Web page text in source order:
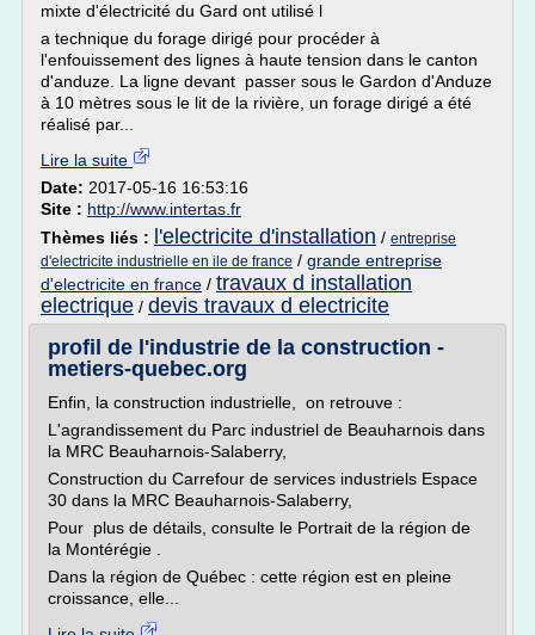
mixte d'électricité du Gard ont utilisé l
a technique du forage dirigé pour procéder à
l'enfouissement des lignes à haute tension dans le canton
d'anduze. La ligne devant passer sous le Gardon d'Anduze
à 10 mètres sous le lit de la rivière, un forage dirigé a été
réalisé par...
Lire la suite
Date: 2017-05-16 16:53:16
Site : http://www.intertas.fr
Thèmes liés :
l'electricite d'installation / entreprise
d'electricite industrielle en ile de france / grande entreprise
d'electricite en france / travaux d installation
electrique / devis travaux d electricite
profil de l'industrie de la construction -
metiers-quebec.org
Enfin, la construction industrielle, on retrouve :
L'agrandissement du Parc industriel de Beauharnois dans
la MRC Beauharnois-Salaberry,
Construction du Carrefour de services industriels Espace
30 dans la MRC Beauharnois-Salaberry,
Pour plus de détails, consulte le Portrait de la région de
la Montérégie .
Dans la région de Québec : cette région est en pleine
croissance, elle...